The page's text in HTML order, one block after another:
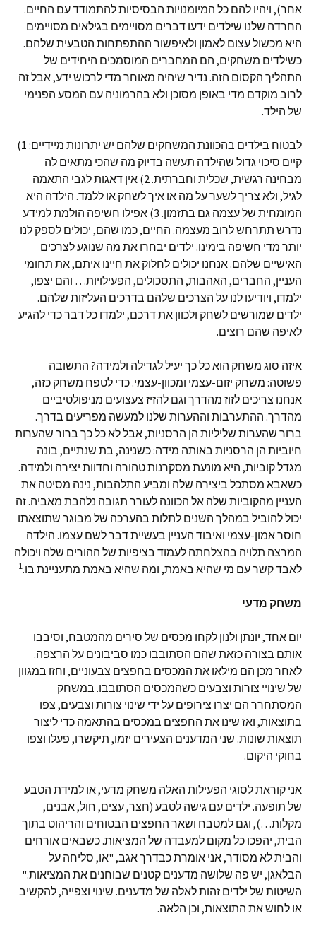
אחר), ויהיו להם כל המיומנויות הבסיסיות להתמודד עם החיים.
החרדה שלנו שילדים ידעו דברים מסויימים בגילאים מסויימים
היא מכשול עצום לאמון ולאיפשור ההתפתחות הטבעית שלהם.
כשילדים משחקים, הם המחברים המוסמכים היחידים של
התהליך הקסום הזה. נדיר שיהיה מאוחר מדי לרכוש ידע, אבל זה
לרוב מוקדם מדי באופן מסוכן ולא בהרמוניה עם המסע הפנימי
של הילד.
לבטוח בילדים בהכוונת המשחקים שלהם יש יתרונות מיידיים: 1)
קיים סיכוי גדול שהילדה תעשה בדיוק מה שהכי מתאים לה
מבחינה רגשית, שכלית וחברתית. 2) אין דאגות לגבי התאמה
לגיל, ולא צריך לשער על מה או איך לשחק או ללמד. הילדה היא
המומחית של עצמה גם בתזמון. 3) אפילו חשיפה הולמת למידע
נדרש תתרחש לרוב מעצמה. החיים, כמו שהם, יכולים לספק לנו
יותר מדי חשיפה בימינו. ילדים יבחרו את מה שנוגע לצרכים
האישיים שלהם. אנחנו יכולים לחלוק את חיינו איתם, את תחומי
העניין, החברים, האהבות, התסכולים, הפעילויות… והם יצפו,
ילמדו, ויודיעו לנו על הצרכים שלהם בדרכים העליזות שלהם.
ילדים שמורשים לשחק ולכוון את דרכם, ילמדו כל דבר כדי להגיע
לאיפה שהם רוצים.
איזה סוג משחק הוא כל כך יעיל לגדילה ולמידה? התשובה
פשוטה: משחק יזום-עצמי ומכוון-עצמי. כדי לטפח משחק כזה,
אנחנו צריכים לזוז מהדרך וגם להזיז צעצועים מניפולטיביים
מהדרך. ההתערבות וההערות שלנו למעשה מפריעים בדרך.
ברור שהערות שליליות הן הרסניות, אבל לא כל כך ברור שהערות
חיוביות הן הרסניות באותה מידה: כשנינה, בת שנתיים, בונה
מגדל קוביות, היא מונעת מסקרנות טהורה וחדוות יצירה ולמידה.
כשאבא מסתכל ביצירה שלה ומביע התלהבות, נינה מסיטה את
העניין מהקוביות שלה אל הכוונה לעורר תגובה נלהבת מאביה. זה
יכול להוביל במהלך השנים לתלות בהערכה של מבוגר שתוצאתו
חוסר אמון-עצמי ואיבוד העניין בעשיית דבר לשם עצמו. הילדה
המרצה תלויה בהצלחתה לעמוד בציפיות של ההורים שלה ויכולה
לאבד קשר עם מי שהיא באמת, ומה שהיא באמת מתעניינת בו.1
משחק מדעי
יום אחד, יונתן ולנון לקחו מכסים של סירים מהמטבח, וסיבבו
אותם בצורה כזאת שהם הסתובבו כמו סביבונים על הרצפה.
לאחר מכן הם מילאו את המכסים בחפצים צבעוניים, וחזו במגוון
של שינויי צורות וצבעים כשהמכסים הסתובבו. במשחק
המסתחרר הם יצרו צירופים על ידי שינוי צורות וצבעים, צפו
בתוצאות, ואז שינו את החפצים במכסים בהתאמה כדי ליצור
תוצאות שונות. שני המדענים הצעירים יזמו, תיקשרו, פעלו וצפו
בחוקי היקום.
אני קוראת לסוגי הפעילות האלה משחק מדעי, או למידת הטבע
של תופעה. ילדים עם גישה לטבע (חצר, עצים, חול, אבנים,
מקלות…), וגם למטבח ושאר החפצים הבטוחים והריהוט בתוך
הבית, יהפכו כל מקום למעבדה של המציאות. כשבאים אורחים
והבית לא מסודר, אני אומרת כבדרך אגב, "או, סליחה על
הבלאגן, יש פה שלושה מדענים קטנים שבוחנים את המציאות."
השיטות של ילדים זהות לאלה של מדענים. שינוי וצפייה, להקשיב
או לחוש את התוצאות, וכן הלאה.